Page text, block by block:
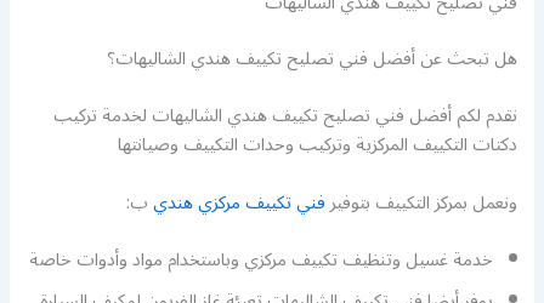
هل تبحث عن أفضل فني تصليح تكييف هندي الشاليهات؟
نقدم لكم أفضل فني تصليح تكييف هندي الشاليهات لخدمة تركيب
دكتات التكييف المركزية وتركيب وحدات التكييف وصيانتها
ونعمل بمركز التكييف بتوفيرفني تكييف مركزي هنديب:
خدمة غسيل وتنظيف تكييف مركزي وباستخدام مواد وأدوات خاصة